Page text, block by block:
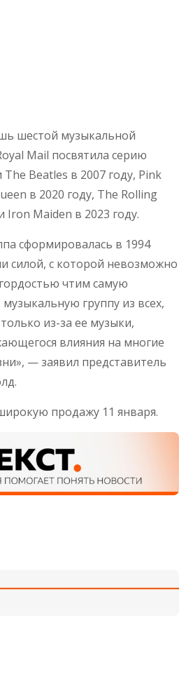
шестой музыкальной
Mail посвятила серию
Beatles в 2007 году, Pink
в 2020 году, The Rolling
Iron Maiden в 2023 году.
сформировалась в 1994
силой, с которой невозможно
чтим самую
группу из всех,
из-за ее музыки,
влияния на многие
— заявил представитель
продажу 11 января.